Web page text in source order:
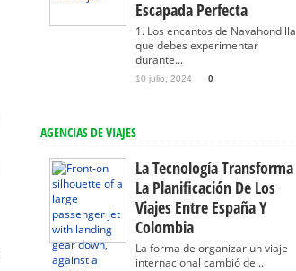
Escapada Perfecta
1. Los encantos de Navahondilla
que debes experimentar
durante...
10 julio, 2024 0
AGENCIAS DE VIAJES
La Tecnología Transforma
La Planificación De Los
Viajes Entre España Y
Colombia
La forma de organizar un viaje
internacional cambió de...